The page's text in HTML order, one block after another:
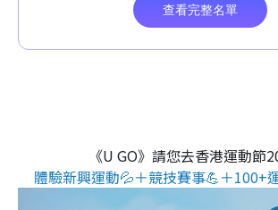
《U GO》請您去香港運動節
體驗新興運動💦＋競技賽事💪＋100+